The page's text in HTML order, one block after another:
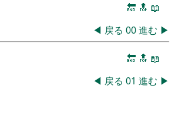
🔚 🔝 📖
◀ 戻る 00進む ▶
🔚 🔝 📖
◀ 戻る 01 進む ▶